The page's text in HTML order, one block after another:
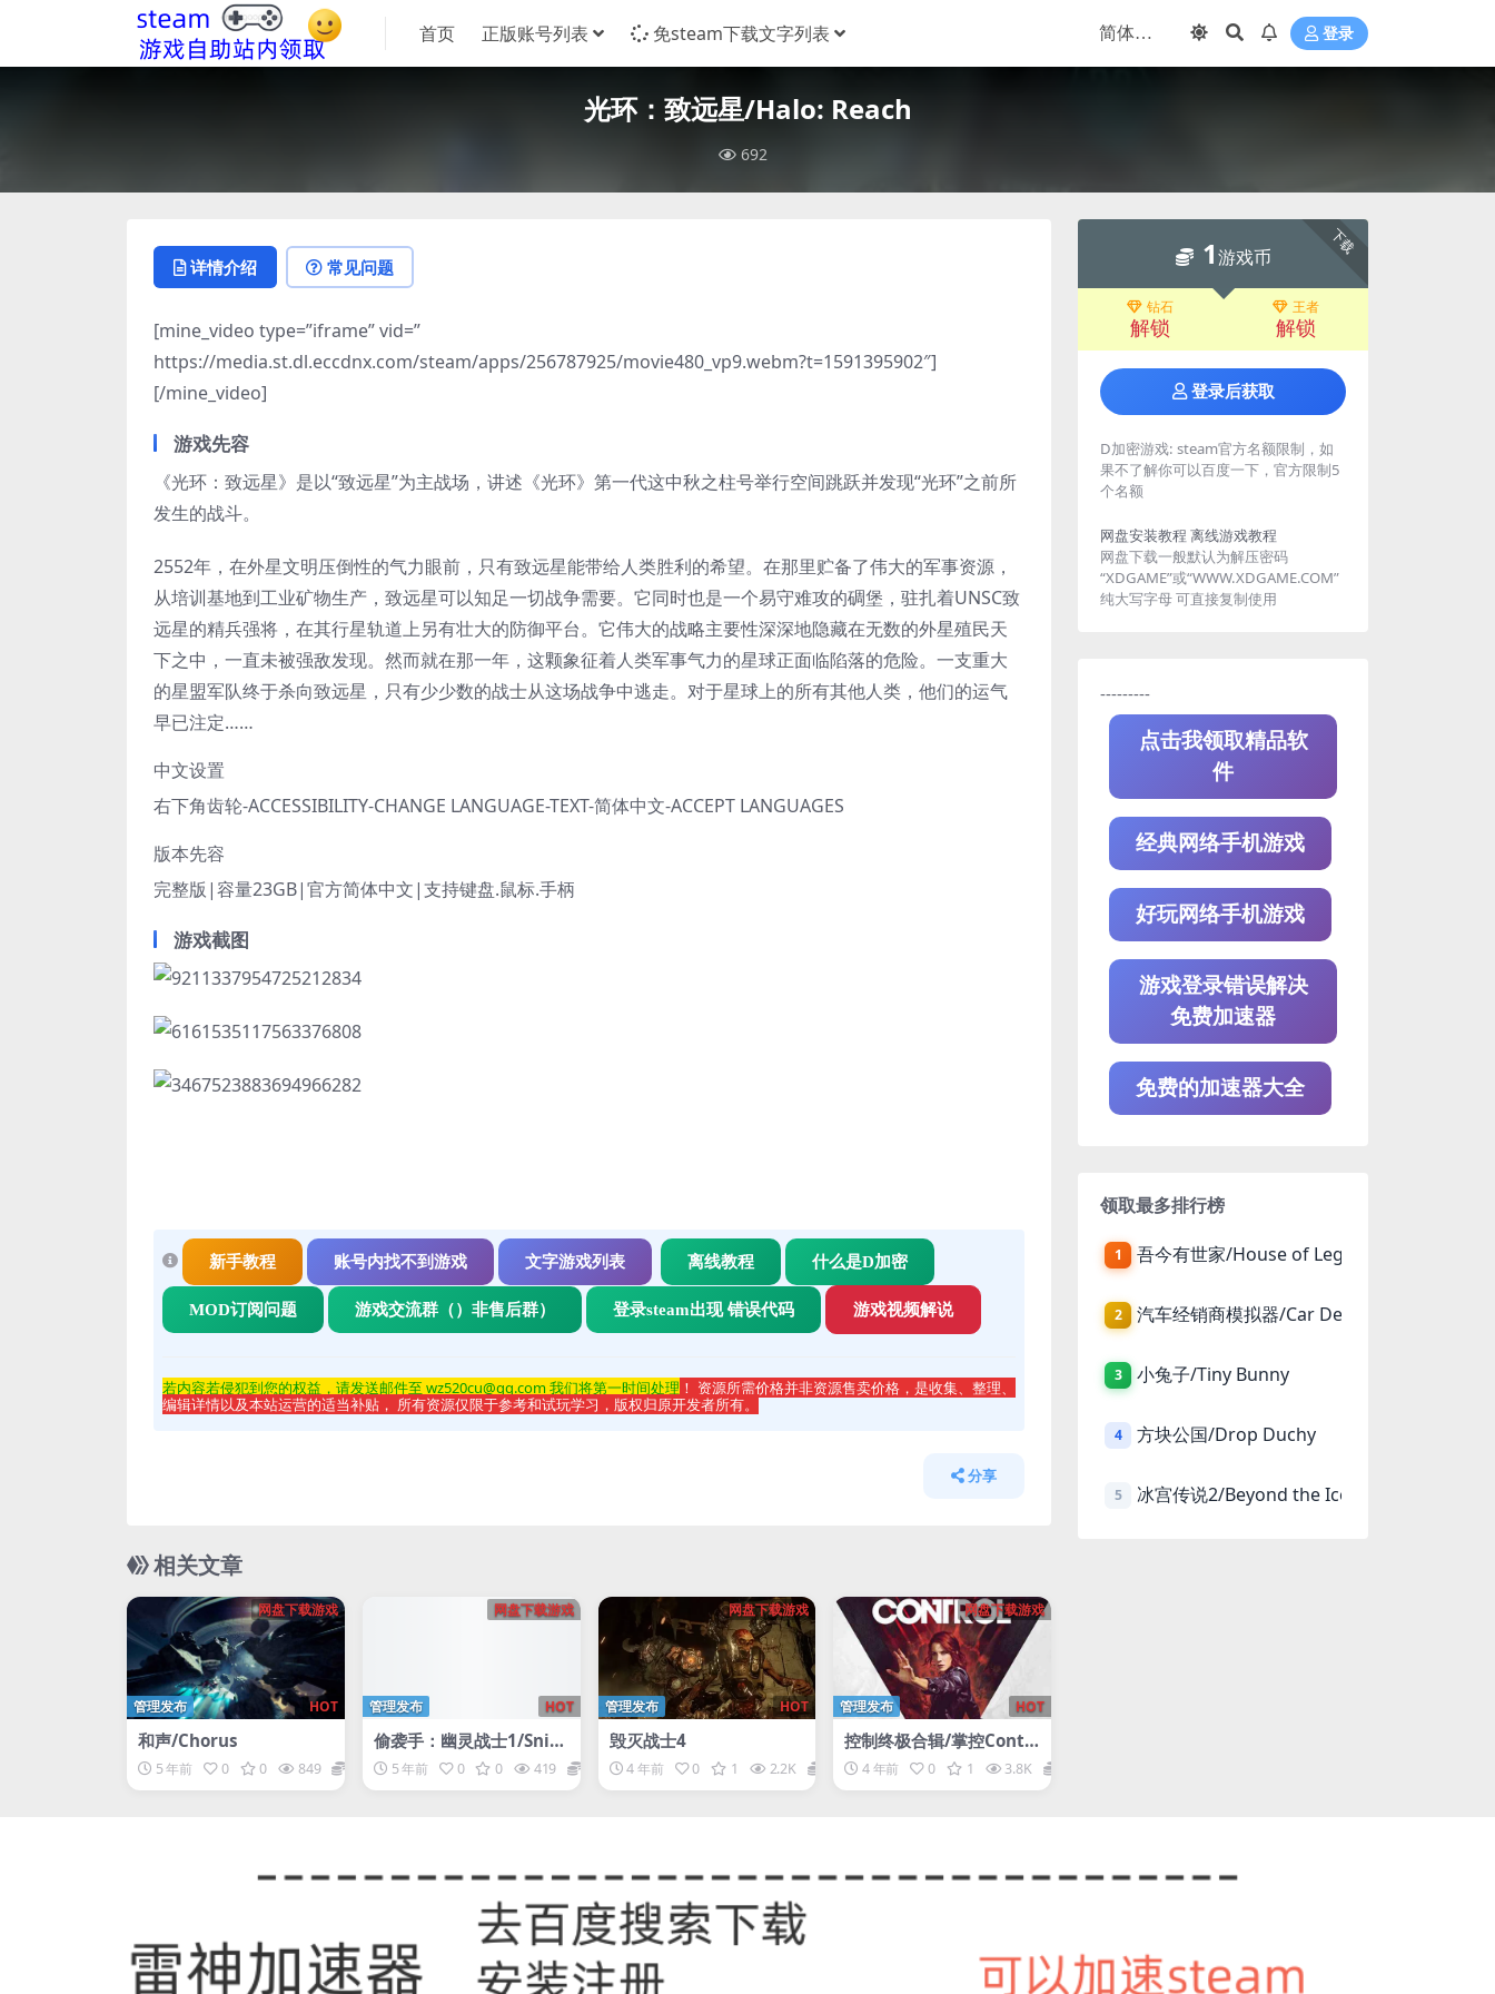
首页 正版账号列表 免steam下载文字列表 登录
光环：致远星/Halo: Reach
692
详情介绍 常见问题
[mine_video type=”iframe” vid=”
https://media.st.dl.eccdnx.com/steam/apps/256787925/movie480_vp9.webm?t=1591395902″]
[/mine_video]
游戏先容
《光环：致远星》是以“致远星”为主战场，讲述《光环》第一代这中秋之柱号举行空间跳跃并发现“光环”之前所
发生的战斗。
2552年，在外星文明压倒性的气力眼前，只有致远星能带给人类胜利的希望。在那里贮备了伟大的军事资源，
从培训基地到工业矿物生产，致远星可以知足一切战争需要。它同时也是一个易守难攻的碉堡，驻扎着UNSC致
远星的精兵强将，在其行星轨道上另有壮大的防御平台。它伟大的战略主要性深深地隐藏在无数的外星殖民天
下之中，一直未被强敌发现。然而就在那一年，这颗象征着人类军事气力的星球正面临陷落的危险。一支重大
的星盟军队终于杀向致远星，只有少少数的战士从这场战争中逃走。对于星球上的所有其他人类，他们的运气
早已注定……
中文设置
右下角齿轮-ACCESSIBILITY-CHANGE LANGUAGE-TEXT-简体中文-ACCEPT LANGUAGES
版本先容
完整版|容量23GB|官方简体中文|支持键盘.鼠标.手柄
游戏截图
新手教程 账号内找不到游戏 文字游戏列表 离线教程 什么是D加密
MOD订阅问题 游戏交流群（）非售后群） 登录steam出现 错误代码 游戏视频解说
若内容若侵犯到您的权益，请发送邮件至 wz520cu@qq.com 我们将第一时间处理 ！ 资源所需价格并非资源售卖价格，是收集、整理、
编辑详情以及本站运营的适当补贴， 所有资源仅限于参考和试玩学习，版权归原开发者所有。
分享
相关文章
网盘下载游戏
HOT
管理发布
和声/Chorus
5 年前 0 0 849
网盘下载游戏
HOT
管理发布
偷袭手：幽灵战士1/Snip
er: Ghost Warrior
5 年前 0 0 419
网盘下载游戏
HOT
管理发布
毁灭战士4
4 年前 0 1 2.2K
网盘下载游戏
HOT
管理发布
控制终极合辑/掌控Contr
ol（Update2_41492__0.
0.344.1873）
4 年前 0 1 3.8K
下载
1游戏币
钻石
解锁
王者
解锁
登录后获取
D加密游戏: steam官方名额限制，如
果不了解你可以百度一下，官方限制5
个名额
网盘安装教程 离线游戏教程
网盘下载一般默认为解压密码
“XDGAME”或“WWW.XDGAME.COM”
纯大写字母 可直接复制使用
---------
点击我领取精品软
件
经典网络手机游戏
好玩网络手机游戏
游戏登录错误解决
免费加速器
免费的加速器大全
领取最多排行榜
1 吾今有世家/House of Legacy
2 汽车经销商模拟器/Car Dealer Simulator
3 小兔子/Tiny Bunny
4 方块公国/Drop Duchy
5 冰宫传说2/Beyond the Ice Palace 2